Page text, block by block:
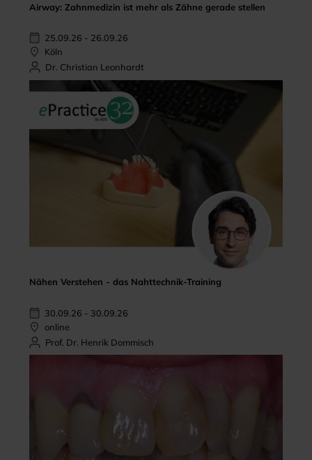
Airway: Zahnmedizin ist mehr als Zähne gerade stellen
25.09.26 - 26.09.26
Köln
Dr. Christian Leonhardt
Nähen Verstehen - das Nahttechnik-Training
30.09.26 - 30.09.26
online
Prof. Dr. Henrik Dommisch